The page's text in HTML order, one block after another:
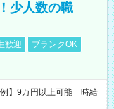
少人数の職
歓迎
ブランクOK
】9万円以上可能 時給